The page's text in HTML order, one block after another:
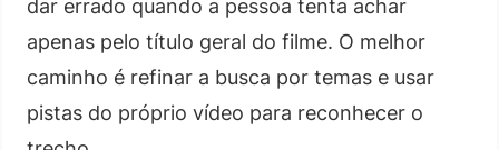
dar errado quando a pessoa tenta achar
apenas pelo título geral do filme. O melhor
caminho é refinar a busca por temas e usar
pistas do próprio vídeo para reconhecer o